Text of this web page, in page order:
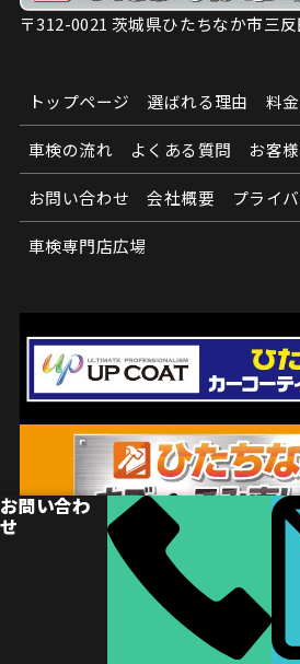
お問い合わ
せ
〒312-0021 茨城県ひたちなか市三
トップページ 選ばれる理由 料
車検の流れ よくある質問 お客
お問い合わせ 会社概要 プライ
車検専門店広場
© ひたちなか市車検専